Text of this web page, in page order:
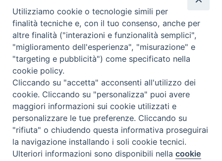
Ufficio Comunicazioni sociali
Piazza Giovene 4 – 70056 Molfetta (BA)
comunicazionisociali@diocesimolfetta.it
SEGUICI SU
Facebook
Instagram
X YouTube
Feed
Privacy Policy - trasparenza
© 2016 - 2026 Diocesi Molfetta Ruvo Giovinazzo Terlizzi
Preferenze Cookie
Utilizziamo cookie o tecnologie simili per
finalità tecniche e, con il tuo consenso, anche per
altre finalità ("interazioni e funzionalità semplici",
"miglioramento dell'esperienza", "misurazione" e
"targeting e pubblicità") come specificato nella
cookie policy.
Cliccando su "accetta" acconsenti all'utilizzo dei
cookie. Cliccando su "personalizza" puoi avere
maggiori informazioni sui cookie utilizzati e
personalizzare le tue preferenze. Cliccando su
"rifiuta" o chiudendo questa informativa proseguirai
la navigazione installando i soli cookie tecnici.
Ulteriori informazioni sono disponibili nellacookie